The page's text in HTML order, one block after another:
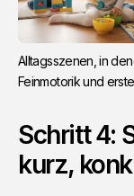
Alltagsszenen, in
Feinmotorik und
Schritt 4:
kurz,